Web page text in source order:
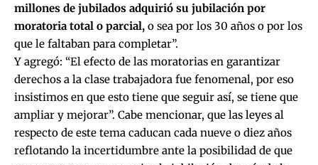
millones de jubilados adquirió su jubilación por
moratoria total o parcial, o sea por los 30 años o por los
que le faltaban para completar”.
Y agregó: “El efecto de las moratorias en garantizar
derechos a la clase trabajadora fue fenomenal, por eso
insistimos en que esto tiene que seguir así, se tiene que
ampliar y mejorar”. Cabe mencionar, que las leyes al
respecto de este tema caducan cada nueve o diez años
reflotando la incertidumbre ante la posibilidad de que